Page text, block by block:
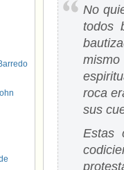
No
todos
roca
sus
Estas